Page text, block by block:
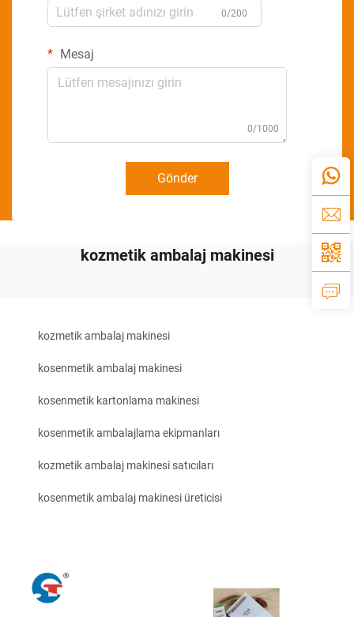
0/200
Mesaj
0/1000
Gönder
kozmetik ambalaj makinesi
kozmetik ambalaj makinesi
kosenmetik ambalaj makinesi
kosenmetik kartonlama makinesi
kosenmetik ambalajlama ekipmanları
kozmetik ambalaj makinesi satıcıları
kosenmetik ambalaj makinesi üreticisi